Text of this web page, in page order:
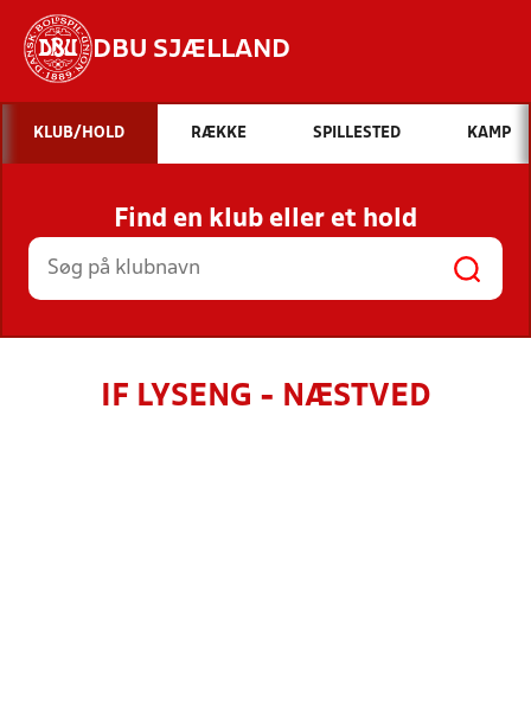
DBU SJÆLLAND
Hvad vil du søge efter?
INDHOLD OG NYHEDER
STILLINGER, RESULTATER, KLUBBER OG
HOLD
KLUB/HOLD RÆKKE SPILLESTED KAMP
Find en klub eller et hold
IF LYSENG - NÆSTVED